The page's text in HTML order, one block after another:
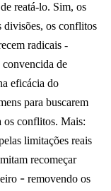
reatá-lo. Sim, os
divisões, os conflitos
radicais -
convencida de
eficácia do
para buscarem
os conflitos. Mais:
limitações reais
recomeçar
- removendo os